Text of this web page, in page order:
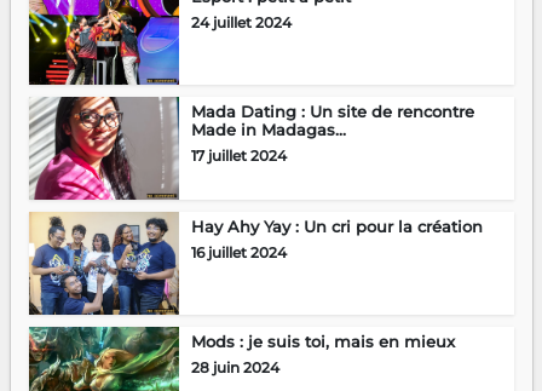
24 juillet 2024
Mada Dating : Un site de rencontre
Made in Madagas...
17 juillet 2024
Hay Ahy Yay : Un cri pour la création
16 juillet 2024
Mods : je suis toi, mais en mieux
28 juin 2024